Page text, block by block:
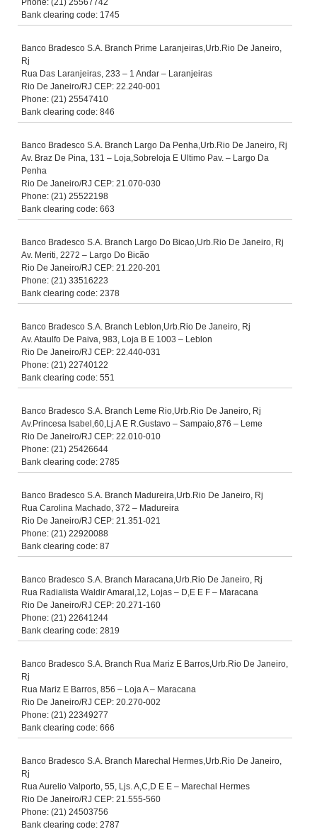
Phone: (21) 25567742
Bank clearing code: 1745
Banco Bradesco S.A. Branch Prime Laranjeiras,Urb.Rio De Janeiro,
Rj
Rua Das Laranjeiras, 233 – 1 Andar – Laranjeiras
Rio De Janeiro/RJ CEP: 22.240-001
Phone: (21) 25547410
Bank clearing code: 846
Banco Bradesco S.A. Branch Largo Da Penha,Urb.Rio De Janeiro, Rj
Av. Braz De Pina, 131 – Loja,Sobreloja E Ultimo Pav. – Largo Da
Penha
Rio De Janeiro/RJ CEP: 21.070-030
Phone: (21) 25522198
Bank clearing code: 663
Banco Bradesco S.A. Branch Largo Do Bicao,Urb.Rio De Janeiro, Rj
Av. Meriti, 2272 – Largo Do Bicão
Rio De Janeiro/RJ CEP: 21.220-201
Phone: (21) 33516223
Bank clearing code: 2378
Banco Bradesco S.A. Branch Leblon,Urb.Rio De Janeiro, Rj
Av. Ataulfo De Paiva, 983, Loja B E 1003 – Leblon
Rio De Janeiro/RJ CEP: 22.440-031
Phone: (21) 22740122
Bank clearing code: 551
Banco Bradesco S.A. Branch Leme Rio,Urb.Rio De Janeiro, Rj
Av.Princesa Isabel,60,Lj.A E R.Gustavo – Sampaio,876 – Leme
Rio De Janeiro/RJ CEP: 22.010-010
Phone: (21) 25426644
Bank clearing code: 2785
Banco Bradesco S.A. Branch Madureira,Urb.Rio De Janeiro, Rj
Rua Carolina Machado, 372 – Madureira
Rio De Janeiro/RJ CEP: 21.351-021
Phone: (21) 22920088
Bank clearing code: 87
Banco Bradesco S.A. Branch Maracana,Urb.Rio De Janeiro, Rj
Rua Radialista Waldir Amaral,12, Lojas – D,E E F – Maracana
Rio De Janeiro/RJ CEP: 20.271-160
Phone: (21) 22641244
Bank clearing code: 2819
Banco Bradesco S.A. Branch Rua Mariz E Barros,Urb.Rio De Janeiro,
Rj
Rua Mariz E Barros, 856 – Loja A – Maracana
Rio De Janeiro/RJ CEP: 20.270-002
Phone: (21) 22349277
Bank clearing code: 666
Banco Bradesco S.A. Branch Marechal Hermes,Urb.Rio De Janeiro,
Rj
Rua Aurelio Valporto, 55, Ljs. A,C,D E E – Marechal Hermes
Rio De Janeiro/RJ CEP: 21.555-560
Phone: (21) 24503756
Bank clearing code: 2787